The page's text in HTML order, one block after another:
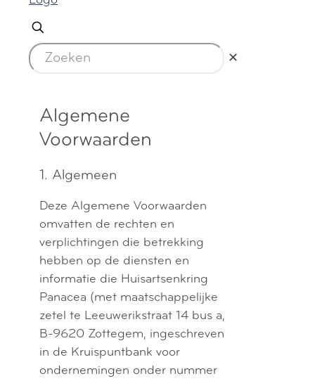
✕
Algemene
Voorwaarden
1. Algemeen
Deze Algemene Voorwaarden
omvatten de rechten en
verplichtingen die betrekking
hebben op de diensten en
informatie die Huisartsenkring
Panacea (met maatschappelijke
zetel te Leeuwerikstraat 14 bus a,
B-9620 Zottegem, ingeschreven
in de Kruispuntbank voor
ondernemingen onder nummer